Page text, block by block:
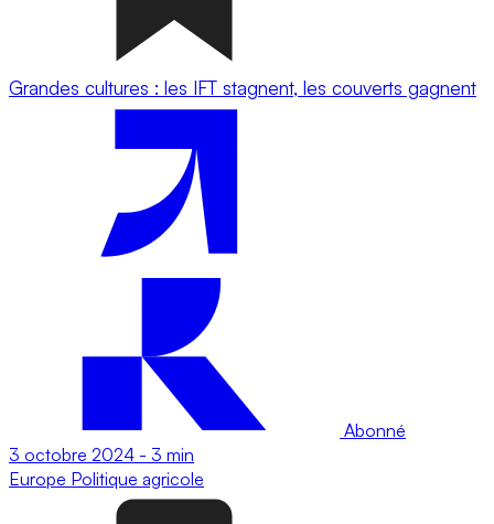
Grandes cultures : les IFT stagnent, les couverts gagnent
Abonné
3 octobre 2024 - 3 min
Europe Politique agricole